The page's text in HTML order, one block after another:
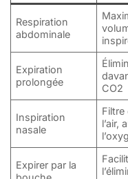
Respiration
abdominale
Expiration
prolongée
CO2
Inspiration
nasale
Filtre
l’air,
Expirer par la